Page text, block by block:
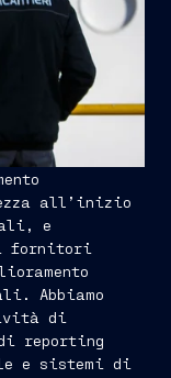
all’inizio
e
fornitori
Abbiamo
di
reporting
e sistemi di